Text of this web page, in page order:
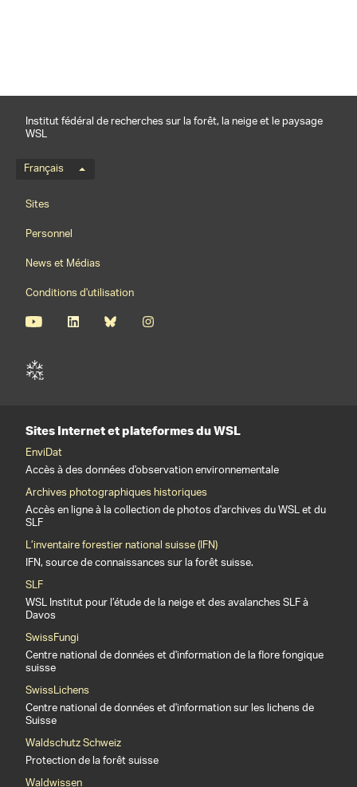
Institut fédéral de recherches sur la forêt, la neige et le paysage
WSL
Menu de langue
Français
Footernavigation
Sites
Personnel
News et Médias
Conditions d'utilisation
Sites Internet et plateformes du WSL
EnviDat
Accès à des données d'observation environnementale
Archives photographiques historiques
Accès en ligne à la collection de photos d'archives du WSL et du
SLF
L’inventaire forestier national suisse (IFN)
IFN, source de connaissances sur la forêt suisse.
SLF
WSL Institut pour l’étude de la neige et des avalanches SLF à
Davos
SwissFungi
Centre national de données et d'information de la flore fongique
suisse
SwissLichens
Centre national de données et d'information sur les lichens de
Suisse
Waldschutz Schweiz
Protection de la forêt suisse